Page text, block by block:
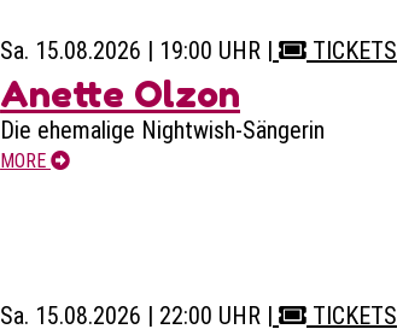
Sa. 15.08.2026 | 19:00 UHR | TICKETS
Anette Olzon
Die ehemalige Nightwish-Sängerin
MORE
Sa. 15.08.2026 | 22:00 UHR | TICKETS